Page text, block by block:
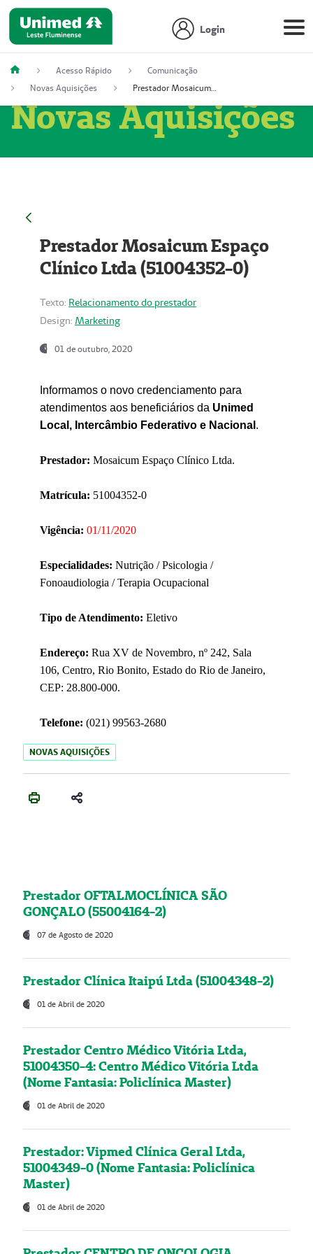
Login
Acesso Rápido
Comunicação
Novas Aquisições
Prestador Mosaicum Espaço Clínico Ltda (51004352-0)
Novas Aquisições
Prestador Mosaicum Espaço
Clínico Ltda (51004352-0)
Texto: Relacionamento do prestador
Design: Marketing
01 de outubro, 2020
Informamos o novo credenciamento para
atendimentos aos beneficiários da Unimed
Local, Intercâmbio Federativo e Nacional .
Prestador: Mosaicum Espaço Clínico Ltda.
Matrícula: 51004352-0
Vigência: 01/11/2020
Especialidades: Nutrição / Psicologia /
Fonoaudiologia / Terapia Ocupacional
Tipo de Atendimento: Eletivo
Endereço: Rua XV de Novembro, nº 242, Sala
106, Centro, Rio Bonito, Estado do Rio de Janeiro,
CEP: 28.800-000.
Telefone: (021) 99563-2680
NOVAS AQUISIÇÕES
Prestador OFTALMOCLÍNICA SÃO
GONÇALO (55004164-2)
07 de Agosto de 2020
Prestador Clínica Itaipú Ltda (51004348-2)
01 de Abril de 2020
Prestador Centro Médico Vitória Ltda,
51004350-4: Centro Médico Vitória Ltda
(Nome Fantasia: Policlínica Master)
01 de Abril de 2020
Prestador: Vipmed Clínica Geral Ltda,
51004349-0 (Nome Fantasia: Policlínica
Master)
01 de Abril de 2020